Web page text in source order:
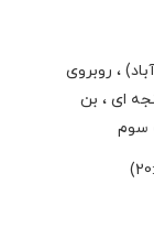
، روبروی
ای ، بن
سوم